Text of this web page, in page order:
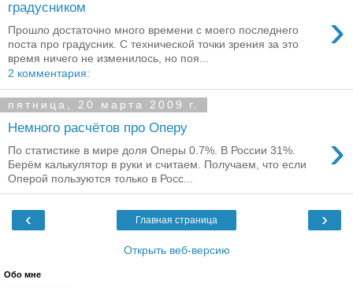
градусником
›
Прошло достаточно много времени с моего последнего
поста про градусник. С технической точки зрения за это
время ничего не изменилось, но поя...
2 комментария:
пятница, 20 марта 2009 г.
Немного расчётов про Оперу ›
По статистике в мире доля Оперы 0.7%. В России 31%.
Берём калькулятор в руки и считаем. Получаем, что если
Оперой пользуются только в Росс...
‹ ›
Главная страница
Открыть веб-версию
Обо мне